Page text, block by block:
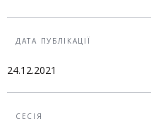
ДАТА ПУБЛІКАЦІЇ
24.12.2021
СЕСІЯ